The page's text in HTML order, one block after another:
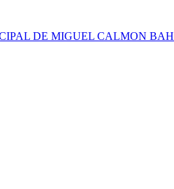
DE MIGUEL CALMON